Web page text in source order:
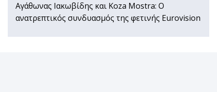
Αγάθωνας Ιακωβίδης και Koza Mostra: Ο
ανατρεπτικός συνδυασμός της φετινής Εurovision